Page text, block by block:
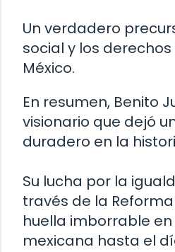
Un verdadero
social y los
México.
En resumen, Benito
visionario que dejó
duradero en la
Su lucha por la
través de la
huella imborrable
mexicana hasta el